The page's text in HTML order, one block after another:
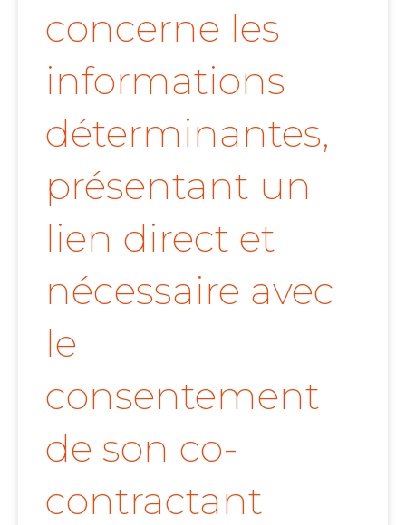
concerne les
informations
déterminantes,
présentant un
lien direct et
nécessaire avec
le
consentement
de son co-
contractant